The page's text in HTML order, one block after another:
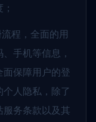
程，全面的用
手机等信息，
保障用户的登
人隐私，除了
务条款以及其